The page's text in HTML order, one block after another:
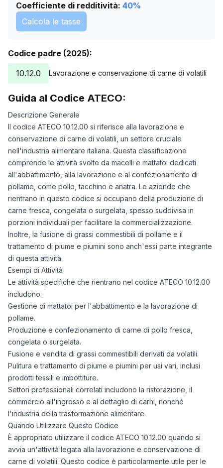
Coefficiente di redditività: 40%
Calcola le tasse
Codice padre (2025):
10.12.0
Lavorazione e conservazione di carne di volatili
Guida al Codice ATECO:
Descrizione Generale
Il codice ATECO 10.12.00 si riferisce alla lavorazione e
conservazione di carne di volatili, un settore cruciale
nell'industria alimentare italiana. Questa classificazione
comprende le attività svolte da macelli e mattatoi dedicati
all'abbattimento, alla lavorazione e al confezionamento di
pollame, come pollo, tacchino e anatra. Le aziende che
rientrano in questo codice si occupano della produzione di
carne fresca, congelata o surgelata, spesso suddivisa in
porzioni individuali per facilitare la commercializzazione.
Inoltre, la fusione di grassi commestibili di pollame e il
trattamento di piume e piumini sono anch'essi parte integrante
di questa attività.
Esempi di Attività
Le attività specifiche che rientrano nel codice ATECO 10.12.00
includono:
Gestione di mattatoi per l'abbattimento e la lavorazione di
pollame.
Produzione e confezionamento di carne di pollo fresca,
congelata o surgelata.
Fusione e vendita di grassi commestibili derivati da volatili.
Pulitura e trattamento di piume e piumini per usi vari, inclusi
prodotti tessili e imbottiture.
Settori professionali correlati includono la ristorazione, il
commercio all'ingrosso e al dettaglio di carni, nonché
l'industria della trasformazione alimentare.
Quando Utilizzare Questo Codice
È appropriato utilizzare il codice ATECO 10.12.00 quando si
avvia un'attività legata alla lavorazione e conservazione di
carne di volatili. Questo codice è particolarmente utile per le